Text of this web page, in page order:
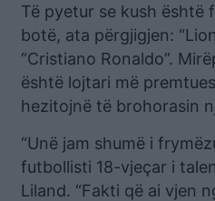
Të pyetur se kush është
botë, ata përgjigjen:
“Cristiano Ronaldo”.
është lojtari më
hezitojnë të brohorasin
“Unë jam shumë i
futbollisti 18-vjeçar i
Liland. “Fakti që ai vjen